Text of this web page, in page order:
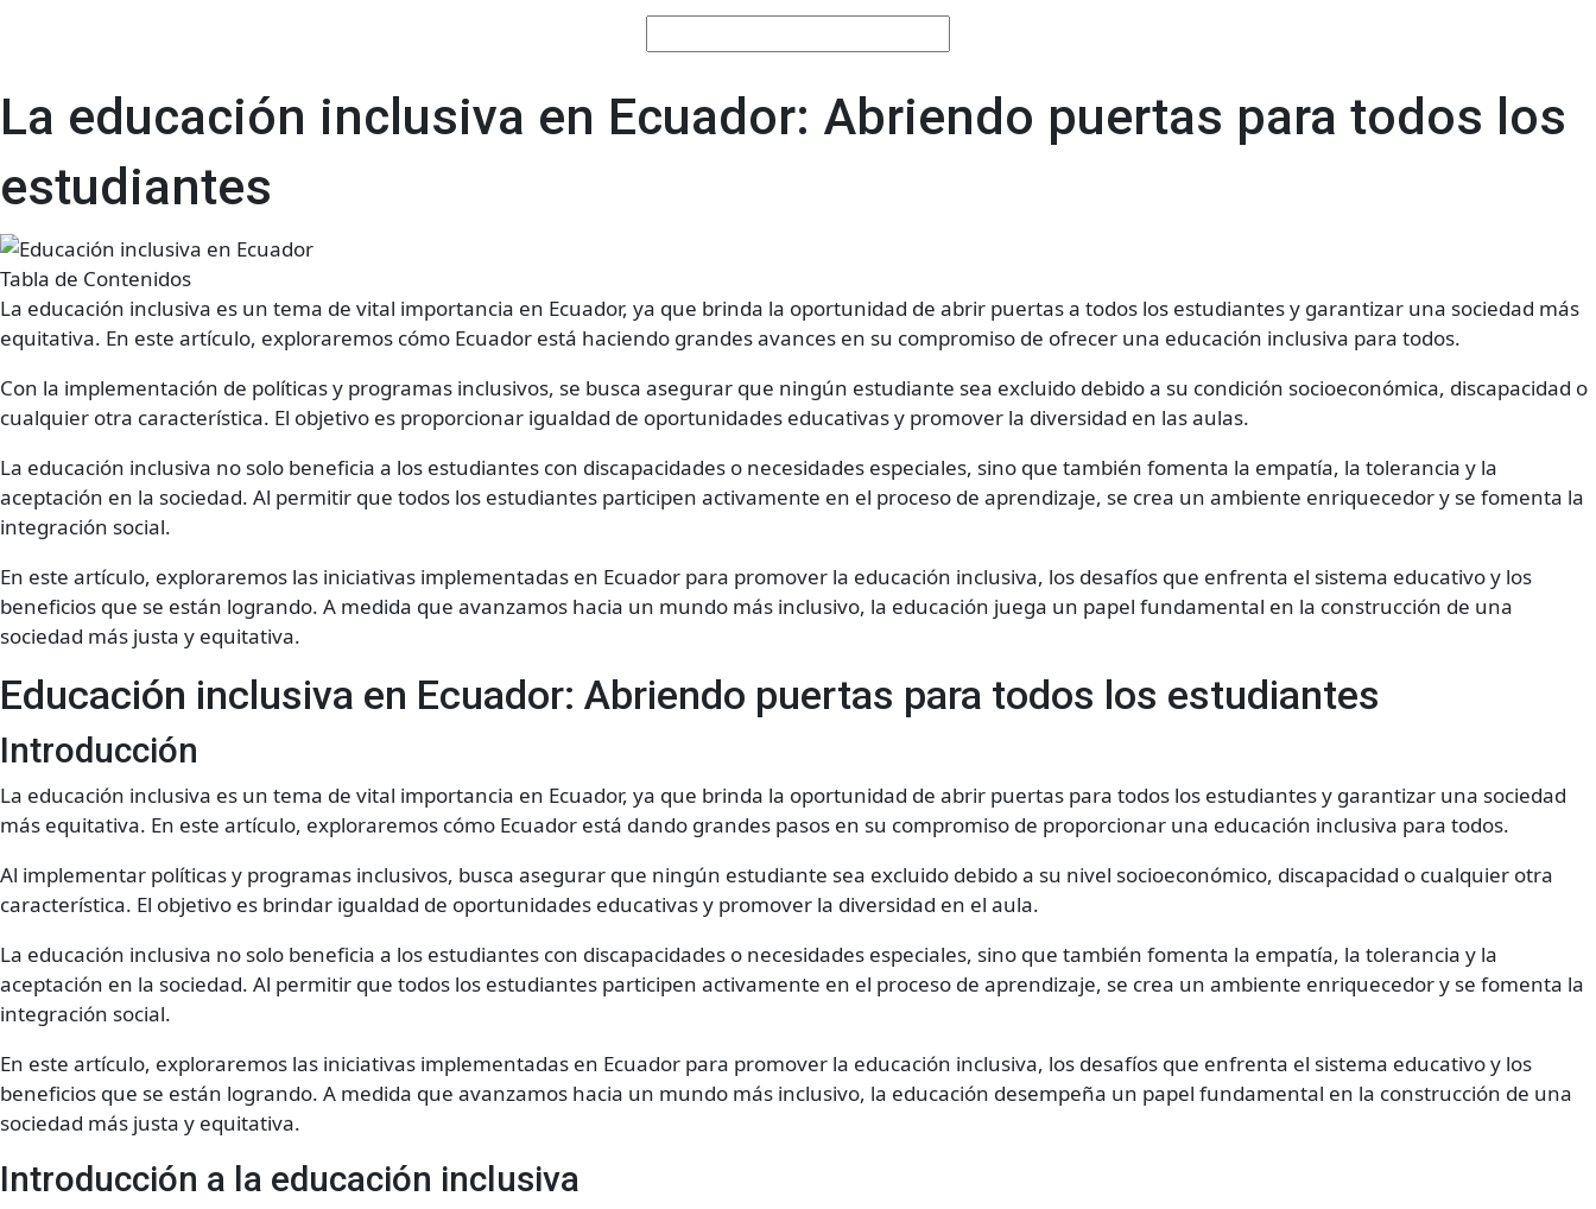
La educación inclusiva en Ecuador: Abriendo puertas para todos los
estudiantes
Tabla de Contenidos
La educación inclusiva es un tema de vital importancia en Ecuador, ya que brinda la oportunidad de abrir puertas a todos los estudiantes y garantizar una sociedad más
equitativa. En este artículo, exploraremos cómo Ecuador está haciendo grandes avances en su compromiso de ofrecer una educación inclusiva para todos.
Con la implementación de políticas y programas inclusivos, se busca asegurar que ningún estudiante sea excluido debido a su condición socioeconómica, discapacidad o
cualquier otra característica. El objetivo es proporcionar igualdad de oportunidades educativas y promover la diversidad en las aulas.
La educación inclusiva no solo beneficia a los estudiantes con discapacidades o necesidades especiales, sino que también fomenta la empatía, la tolerancia y la
aceptación en la sociedad. Al permitir que todos los estudiantes participen activamente en el proceso de aprendizaje, se crea un ambiente enriquecedor y se fomenta la
integración social.
En este artículo, exploraremos las iniciativas implementadas en Ecuador para promover la educación inclusiva, los desafíos que enfrenta el sistema educativo y los
beneficios que se están logrando. A medida que avanzamos hacia un mundo más inclusivo, la educación juega un papel fundamental en la construcción de una
sociedad más justa y equitativa.
Educación inclusiva en Ecuador: Abriendo puertas para todos los estudiantes
Introducción
La educación inclusiva es un tema de vital importancia en Ecuador, ya que brinda la oportunidad de abrir puertas para todos los estudiantes y garantizar una sociedad
más equitativa. En este artículo, exploraremos cómo Ecuador está dando grandes pasos en su compromiso de proporcionar una educación inclusiva para todos.
Al implementar políticas y programas inclusivos, busca asegurar que ningún estudiante sea excluido debido a su nivel socioeconómico, discapacidad o cualquier otra
característica. El objetivo es brindar igualdad de oportunidades educativas y promover la diversidad en el aula.
La educación inclusiva no solo beneficia a los estudiantes con discapacidades o necesidades especiales, sino que también fomenta la empatía, la tolerancia y la
aceptación en la sociedad. Al permitir que todos los estudiantes participen activamente en el proceso de aprendizaje, se crea un ambiente enriquecedor y se fomenta la
integración social.
En este artículo, exploraremos las iniciativas implementadas en Ecuador para promover la educación inclusiva, los desafíos que enfrenta el sistema educativo y los
beneficios que se están logrando. A medida que avanzamos hacia un mundo más inclusivo, la educación desempeña un papel fundamental en la construcción de una
sociedad más justa y equitativa.
Introducción a la educación inclusiva